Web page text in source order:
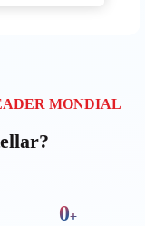
MONDIAL
0+